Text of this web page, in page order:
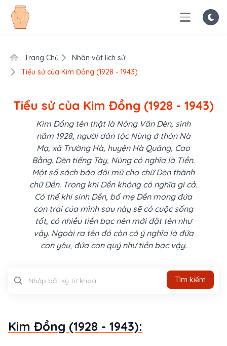
Trang Chủ
Nhân vật lịch sử
Tiểu sử của Kim Đồng (1928 - 1943)
Tiểu sử của Kim Đồng (1928 - 1943)
Kim Đồng tên thật là Nông Văn Dèn, sinh
năm 1928, người dân tộc Nùng ở thôn Nà
Mạ, xã Trường Hà, huyện Hà Quảng, Cao
Bằng. Dèn tiếng Tày, Nùng có nghĩa là Tiền.
Một số sách báo đội mũ cho chữ Dèn thành
chữ Dền. Trong khi Dền không có nghĩa gì cả.
Có thể khi sinh Dền, bố mẹ Dền mong đứa
con trai của mình sau này sẽ có cuộc sống
tốt, có nhiều tiền bạc nên mới đặt tên như
vậy. Ngoài ra tên đó còn có ý nghĩa là đứa
con yêu, đứa con quý như tiền bạc vậy.
Tìm kiếm
Kim Đồng (1928 - 1943):